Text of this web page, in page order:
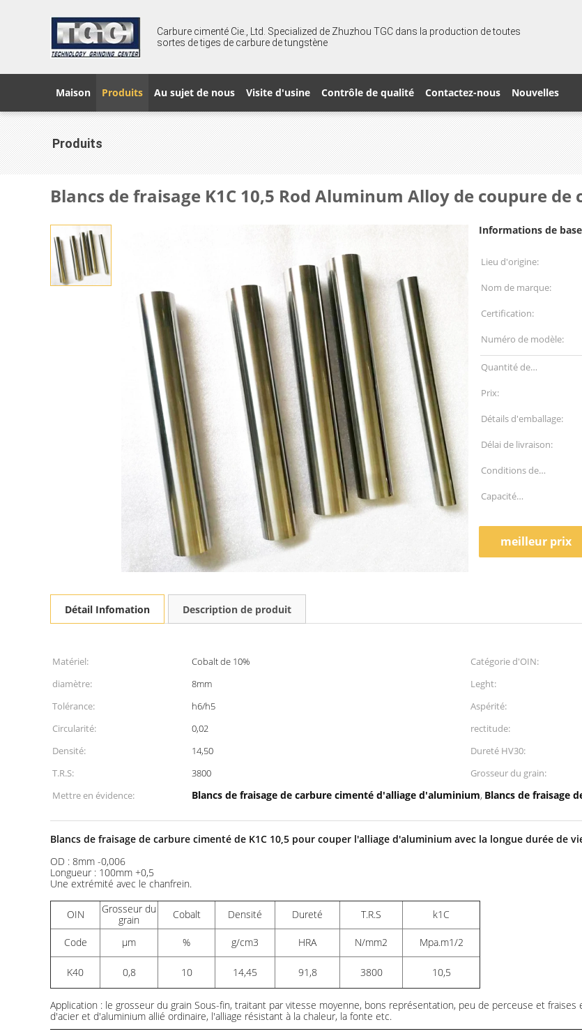
Carbure cimenté Cie., Ltd. Specialized de Zhuzhou TGC dans la production de toutes
sortes de tiges de carbure de tungstène
Maison Produits Au sujet de nous Visite d'usine Contrôle de qualité Contactez-nous Nouvelles
Produits
Blancs de fraisage K1C 10,5 Rod Aluminum Alloy de coupure
Informations de base
Lieu d'origine:
Nom de marque:
Certification:
Numéro de modèle:
Quantité de
commande min:
Prix:
Détails d'emballage:
Délai de livraison:
Conditions de
paiement:
Capacité
meilleur prix
Détail Infomation Description de produit
Matériel: Cobalt de 10% Catégorie d'OIN:
diamètre:
8mm Leght:
Tolérance:
h6/h5 Aspérité:
Circularité:
0,02 rectitude:
Densité:
14,50 Dureté HV30:
T.R.S:
3800 Grosseur du grain:
Mettre en évidence:
Blancs de fraisage de carbure cimenté d'alliage d'aluminium, Blancs de fraisage
Blancs de fraisage de carbure cimenté de K1C 10,5 pour couper l'alliage d'aluminium avec la longue durée de
OD : 8mm -0,006
Longueur : 100mm +0,5
Une extrémité avec le chanfrein.
OIN
Grosseur du
grain
Cobalt Densité Dureté T.R.S k1C
Code μm % g/cm3 HRA N/mm2 Mpa.m1/2
K40 0,8 10 14,45 91,8 3800 10,5
Application : le grosseur du grain Sous-fin, traitant par vitesse moyenne, bons représentation, peu de perceuse et
d'acier et d'aluminium allié ordinaire, l'alliage résistant à la chaleur, la fonte etc.